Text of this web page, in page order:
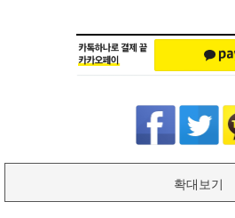
확대보기